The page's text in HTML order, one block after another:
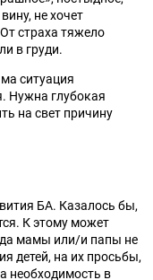
не хочет
страха тяжело
в груди.
ситуация
Нужна глубокая
на свет причину
БА. Казалось бы,
К этому может
мамы или/и папы не
детей, на их просьбы,
необходимость в